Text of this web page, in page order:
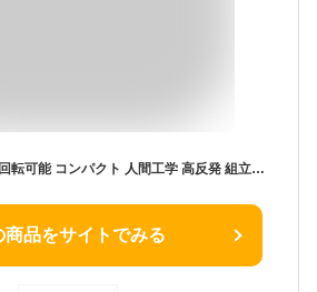
EVIGTOP 座椅子 360°回転可能 コンパクト 人間工学 高反発 組立不要 軽量 持ち運び 洗える カバー 折りたたみ 背もたれ 柔らかな肌触り クライニング ミニマル 和室/リビング/バルコニー対応
商品をサイトでみる